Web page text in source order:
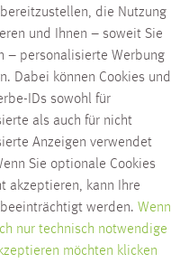
die Nutzung
und Ihnen – soweit Sie
– personalisierte Werbung
Dabei können Cookies und
IDs sowohl für
als auch für nicht
Anzeigen verwendet
Sie optionale Cookies
akzeptieren, kann Ihre
beeinträchtigt werden. Wenn
nur technisch notwendige
möchten klicken
8 Uhr bis 18 Uhr
bis 12:30 Uhr